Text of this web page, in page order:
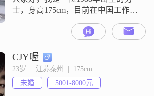
士，身高175cm，目前在中国工作，
月收入在8001到12000元之间
##3002##我拥有大学本科学历，性
格上我比较稳重可靠，做事情自信
果断，对待生活乐观积极##3002##
我有很强的责任感，尤其是对家庭
非常看重，认为家庭是最重要的支
柱##3002##与人相处方面，我性格
CJY喔
23岁  |  江苏泰州  |  175cm
未婚
5001-8000元